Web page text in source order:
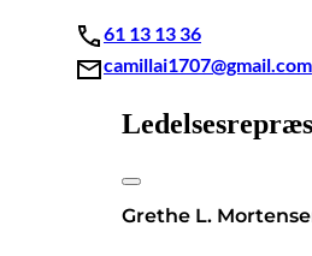
61 13 13 36
camillai1707@gmail.com
Grethe L.